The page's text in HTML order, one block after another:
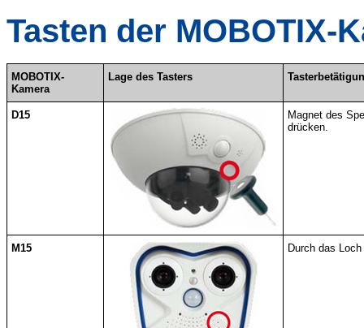
Tasten der MOBOTIX-
MOBOTIX-
Kamera
Lage des Tasters
D15
Magnet des
drücken.
M15 Durch das